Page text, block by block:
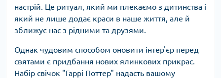
настрій. Це ритуал, який ми плекаємо з дитинства і
який не лише додає краси в наше життя, але й
зближує нас з рідними та друзями.
Однак чудовим способом оновити інтер'єр перед
святами є придбання нових ялинкових прикрас.
Набір свічок "Гаррі Поттер" надасть вашому